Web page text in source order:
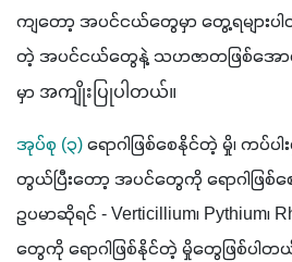
ကျတော့ အပင်ငယ်တွေမှာ တွေ့ရများပ
တဲ့ အပင်ငယ်တွေနဲ့ သဟဇာတဖြစ်အောင်န
မှာ အကျိုးပြုပါတယ်။
အုပ်စု (၃) ရောဂါဖြစ်စေနိုင်တဲ့ မှို၊ ကပ်ပ
တွယ်ပြီးတော့ အပင်တွေကို ရောဂါဖြစ်
ဥပမာဆိုရင် - Verticillium၊ Pythium၊
တွေကို ရောဂါဖြစ်နိုင်တဲ့ မှိုတွေဖြစ်ပါ